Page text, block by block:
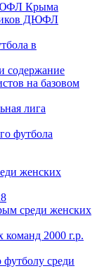
Крыма
ДЮФЛ
в
содержание
на базовом
лига
футбола
женских
среди женских
команд 2000 г.р.
среди